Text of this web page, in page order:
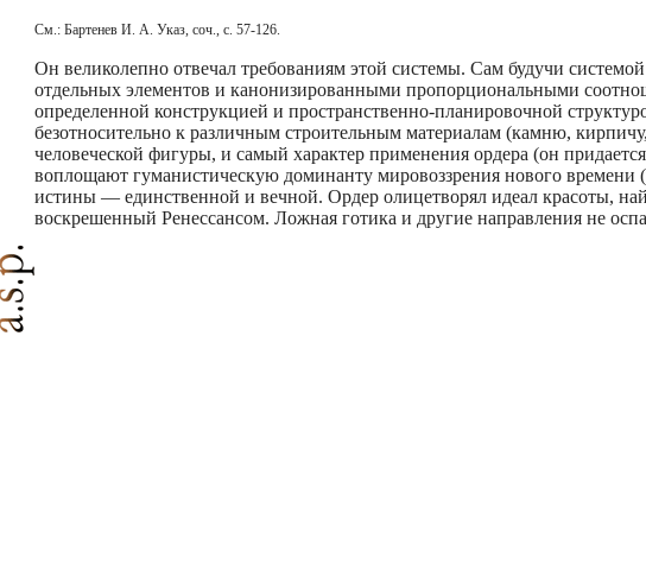
См.: Бартенев И. А. Указ, соч., с. 57-126.
Он великолепно отвечал требованиям этой системы. Сам будучи
отдельных элементов и канонизированными пропорциональными
определенной конструкцией и пространственно-планировочной
безотносительно к различным строительным материалам (камню,
человеческой фигуры, и самый характер применения ордера (он
воплощают гуманистическую доминанту мировоззрения нового
истины — единственной и вечной. Ордер олицетворял идеал красоты,
воскрешенный Ренессансом. Ложная готика и другие направления не